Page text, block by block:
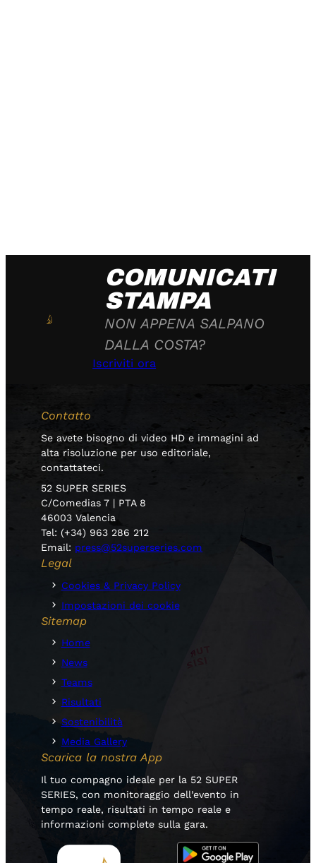
COMUNICATI
STAMPA
NON APPENA SALPANO
DALLA COSTA?
Iscriviti ora
Contatto
Se avete bisogno di video HD e immagini ad
alta risoluzione per uso editoriale,
contattateci.
52 SUPER SERIES
C/Comedias 7 | PTA 8
46003 Valencia
Tel: (+34) 963 286 212
Email: press@52superseries.com
Legal
Cookies & Privacy Policy
Impostazioni dei cookie
Sitemap
Home
News
Teams
Risultati
Sostenibilità
Media Gallery
Scarica la nostra App
Il tuo compagno ideale per la 52 SUPER
SERIES, con monitoraggio dell’evento in
tempo reale, risultati in tempo reale e
informazioni complete sulla gara.